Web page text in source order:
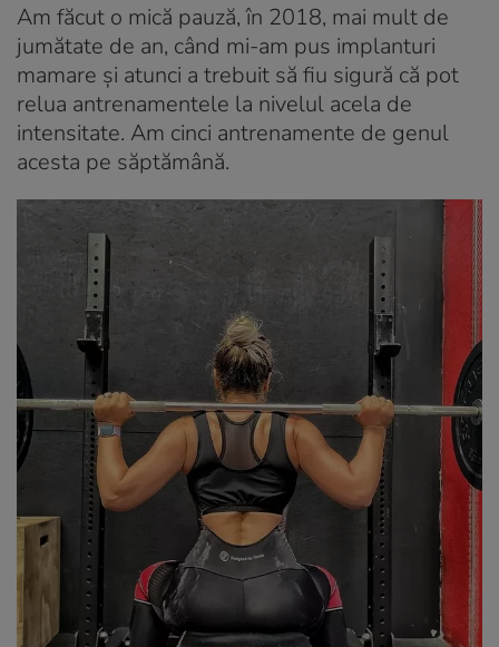
Am făcut o mică pauză, în 2018, mai mult de
jumătate de an, când mi-am pus implanturi
mamare și atunci a trebuit să fiu sigură că pot
relua antrenamentele la nivelul acela de
intensitate. Am cinci antrenamente de genul
acesta pe săptămână.